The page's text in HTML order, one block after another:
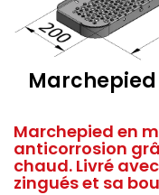
Marchepied
Marchepied en
anticorrosion
chaud. Livré
zingués et sa